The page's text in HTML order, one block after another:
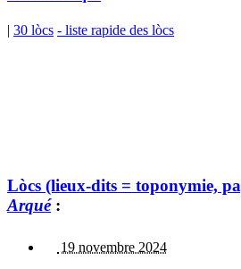
| 30 lòcs - liste rapide des lòcs
Lòcs (lieux-dits = toponymie,
Arqué:
19 novembre 2024